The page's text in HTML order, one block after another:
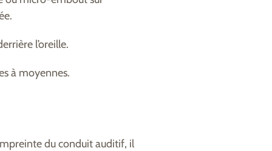
l’oreille.
à moyennes.
du conduit auditif, il